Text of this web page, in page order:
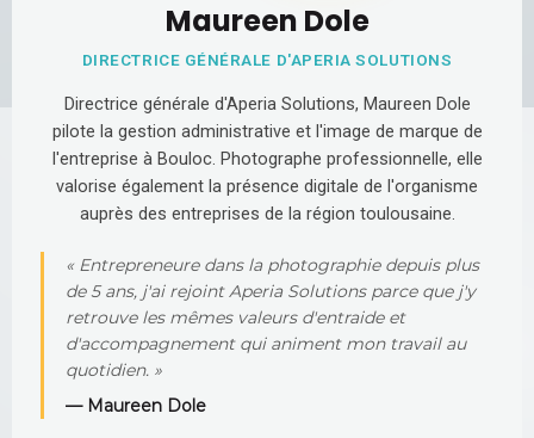
Maureen Dole
DIRECTRICE GÉNÉRALE D'APERIA SOLUTIONS
Directrice générale d'Aperia Solutions, Maureen Dole
pilote la gestion administrative et l'image de marque de
l'entreprise à Bouloc. Photographe professionnelle, elle
valorise également la présence digitale de l'organisme
auprès des entreprises de la région toulousaine.
« Entrepreneure dans la photographie depuis plus
de 5 ans, j'ai rejoint Aperia Solutions parce que j'y
retrouve les mêmes valeurs d'entraide et
d'accompagnement qui animent mon travail au
quotidien. »
— Maureen Dole